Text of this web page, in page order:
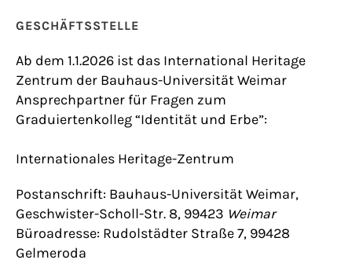
GESCHÄFTSSTELLE
Ab dem 1.1.2026 ist das International Heritage
Zentrum der Bauhaus-Universität Weimar
Ansprechpartner für Fragen zum
Graduiertenkolleg “Identität und Erbe”:
Internationales Heritage-Zentrum
Postanschrift: Bauhaus-Universität Weimar,
Geschwister-Scholl-Str. 8, 99423 Weimar
Büroadresse: Rudolstädter Straße 7, 99428
Gelmeroda